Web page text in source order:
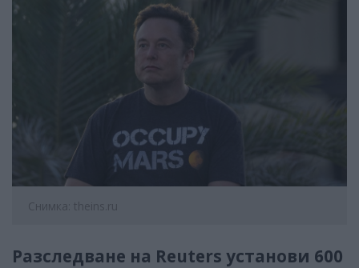
Снимка: theins.ru
Разследване на Reuters установи 600